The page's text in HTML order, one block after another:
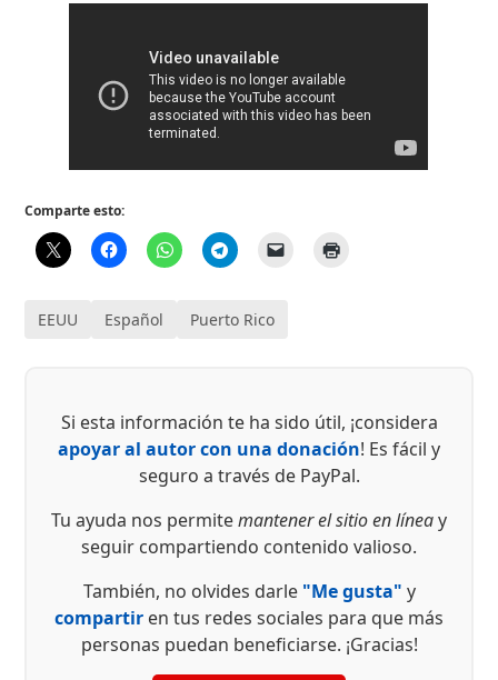
Comparte esto:
EEUU Español Puerto Rico
Si esta información te ha sido útil, ¡considera
apoyar al autor con una donación! Es fácil y
seguro a través de PayPal.
Tu ayuda nos permitemantener el sitio en líneay
seguir compartiendo contenido valioso.
También, no olvides darle "Me gusta" y
compartir en tus redes sociales para que más
personas puedan beneficiarse. ¡Gracias!